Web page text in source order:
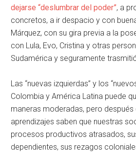
dejarse “deslumbrar del poder”, a
concretos, a ir despacio y con
Márquez, con su gira previa a la
con Lula, Evo, Cristina y otras
Sudamérica y seguramente
Las “nuevas izquierdas” y los
Colombia y América Latina puede
maneras moderadas, pero después
aprendizajes saben que nuestras
procesos productivos atrasados,
dependientes, sus rezagos